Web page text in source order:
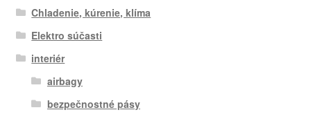
Chladenie, kúrenie, klíma
Elektro súčasti
interiér
airbagy
bezpečnostné pásy